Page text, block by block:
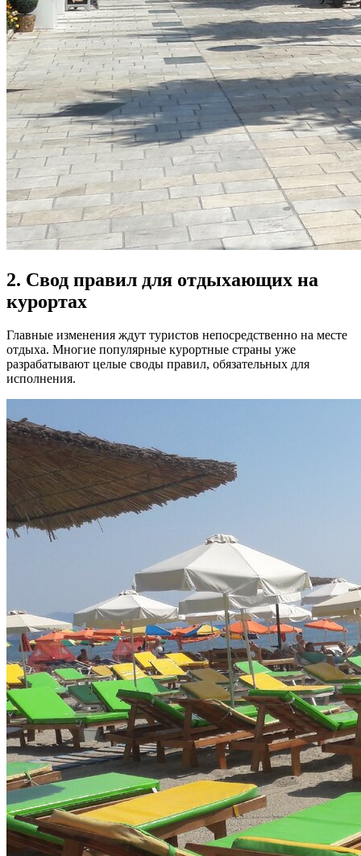
2. Свод правил для отдыхающих на
курортах
Главные изменения ждут туристов непосредственно на месте
отдыха. Многие популярные курортные страны уже
разрабатывают целые своды правил, обязательных для
исполнения.